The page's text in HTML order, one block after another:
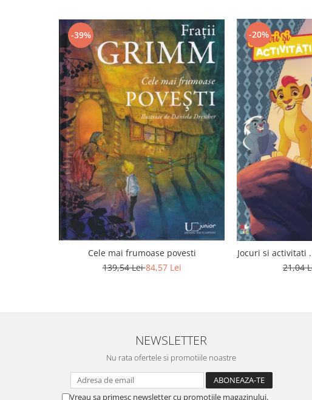
-39%
Cele mai frumoase povesti
139,54 Lei84,57 Lei
-20%
Jocuri si activitati
21,04
NEWSLETTER
Nu rata ofertele si promotiile noastre
Vreau sa primesc newsletter cu promotiile magazinului.